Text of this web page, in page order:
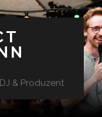
& Produzent